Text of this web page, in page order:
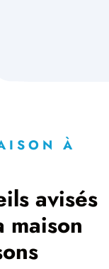
À
avisés
maison